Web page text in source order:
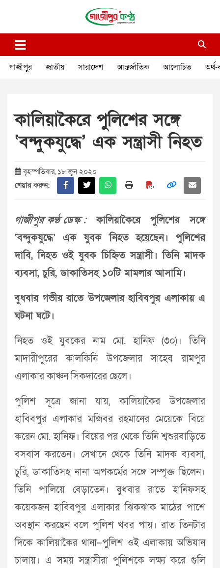
গাজীপুর কণ্ঠ
গাজীপুর জাতীয় সারাদেশ আন্তর্জাতিক আলোচিত অর্থ-
কালিয়াকৈরে পুলিশের সঙ্গে
‘বন্দুকযুদ্ধে’ এক সন্ত্রাসী নিহত
বৃহস্পতিবার, ১৮ জুন ২০২০
শেয়ার করুন:
গাজীপুর কণ্ঠ ডেস্ক :কালিয়াকৈরে পুলিশের সঙ্গে
‘বন্দুকযুদ্ধে’ এক যুবক নিহত হয়েছেন। পুলিশের
দাবি, নিহত ওই যুবক চিহ্নিত সন্ত্রাসী। তিনি মাদক
ব্যবসা, চুরি, ডাকাতিসহ ১০টি মামলার আসামি।
বুধবার গভীর রাতে উপজেলার হাবিবপুর এলাকায় এ
ঘটনা ঘটে।
নিহত ওই যুবকের নাম মো. হানিফ (৩০)। তিনি
মাদারীপুরের কালকিনি উপজেলার সাহেব রামপুর
এলাকার কাঞ্চন সিকদারের ছেলে।
পুলিশ সূত্রে জানা যায়, কালিয়াকৈর উপজেলার
হাবিবপুর এলাকার মজিবর রহমানের মেয়েকে বিয়ে
করেন মো. হানিফ। বিয়ের পর থেকে তিনি শ্বশুরবাড়িতে
বসবাস করতেন। সেখানে থেকে তিনি মাদক ব্যবসা,
চুরি, ডাকাতিসহ নানা অপকর্মের সঙ্গে সম্পৃক্ত ছিলেন।
তিনি পালিয়ে বেড়াতেন। বুধবার রাতে হানিফসহ
কয়েকজন হাবিবপুর এলাকার ঝিকঝাক মাঠের পাশে
অবস্থান করছেন বলে পুলিশ খবর পায়। রাত তিনটার
দিকে কালিয়াকৈর থানা–পুলিশ ওই এলাকায় অভিযান
চালায়। এ সময় সন্ত্রাসীরা পুলিশকে লক্ষ্য করে গুলি